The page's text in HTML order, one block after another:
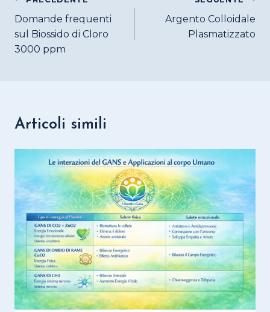
articoli
Domande frequenti
sul Biossido di Cloro
3000 ppm
Argento Colloidale
Plasmatizzato
Articoli simili